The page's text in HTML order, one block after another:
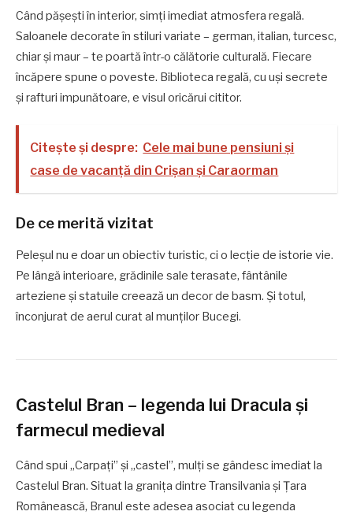
Când pășești în interior, simți imediat atmosfera regală.
Saloanele decorate în stiluri variate – german, italian, turcesc,
chiar și maur – te poartă într-o călătorie culturală. Fiecare
încăpere spune o poveste. Biblioteca regală, cu uși secrete
și rafturi impunătoare, e visul oricărui cititor.
Citește și despre: Cele mai bune pensiuni și
case de vacanță din Crișan și Caraorman
De ce merită vizitat
Peleșul nu e doar un obiectiv turistic, ci o lecție de istorie vie.
Pe lângă interioare, grădinile sale terasate, fântânile
arteziene și statuile creează un decor de basm. Și totul,
înconjurat de aerul curat al munților Bucegi.
Castelul Bran – legenda lui Dracula și
farmecul medieval
Când spui „Carpați” și „castel”, mulți se gândesc imediat la
Castelul Bran. Situat la granița dintre Transilvania și Țara
Românească, Branul este adesea asociat cu legenda